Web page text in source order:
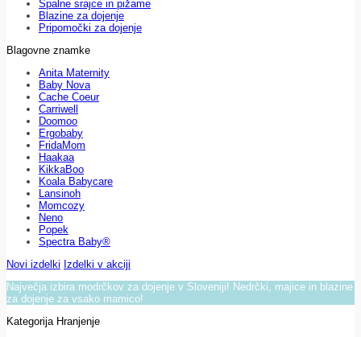
Spalne srajce in pižame
Blazine za dojenje
Pripomočki za dojenje
Blagovne znamke
Anita Maternity
Baby Nova
Cache Coeur
Carriwell
Doomoo
Ergobaby
FridaMom
Haakaa
KikkaBoo
Koala Babycare
Lansinoh
Momcozy
Neno
Popek
Spectra Baby®
Novi izdelki Izdelki v akciji
Največja izbira modrčkov za dojenje v Sloveniji! Nedrčki, majice in blazine
za dojenje za vsako mamico!
Kategorija Hranjenje